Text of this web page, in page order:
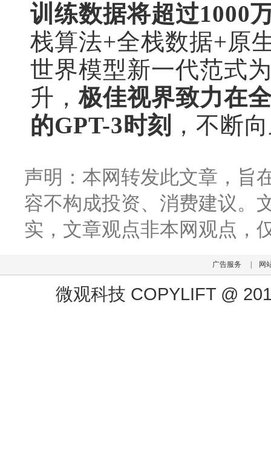
训练数据将超过1000
栈算法+全栈数据+原
世界模型新一代范式
升，极佳视界致力在
的GPT-3时刻
，不断
声明：本网转发此文章，旨
容不构成投资、消费建议。
实，文章观点非本网观点，
广告服务 网
微观科技 COPYLIFT @